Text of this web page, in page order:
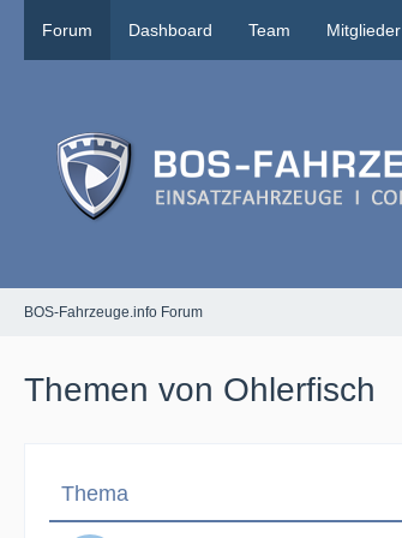
Forum Dashboard Team Mitglieder
BOS-Fahrzeuge.info Forum
Themen von Ohlerfisch
Thema